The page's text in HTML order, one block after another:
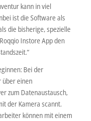
kann in viel
ist die Software als
die bisherige, spezielle
Instore App den
Bei der
über einen
zum Datenaustausch,
der Kamera scannt.
können mit einem